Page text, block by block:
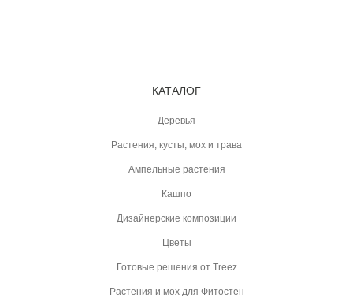
КАТАЛОГ
Деревья
Растения, кусты, мох и трава
Ампельные растения
Кашпо
Дизайнерские композиции
Цветы
Готовые решения от Treez
Растения и мох для Фитостен